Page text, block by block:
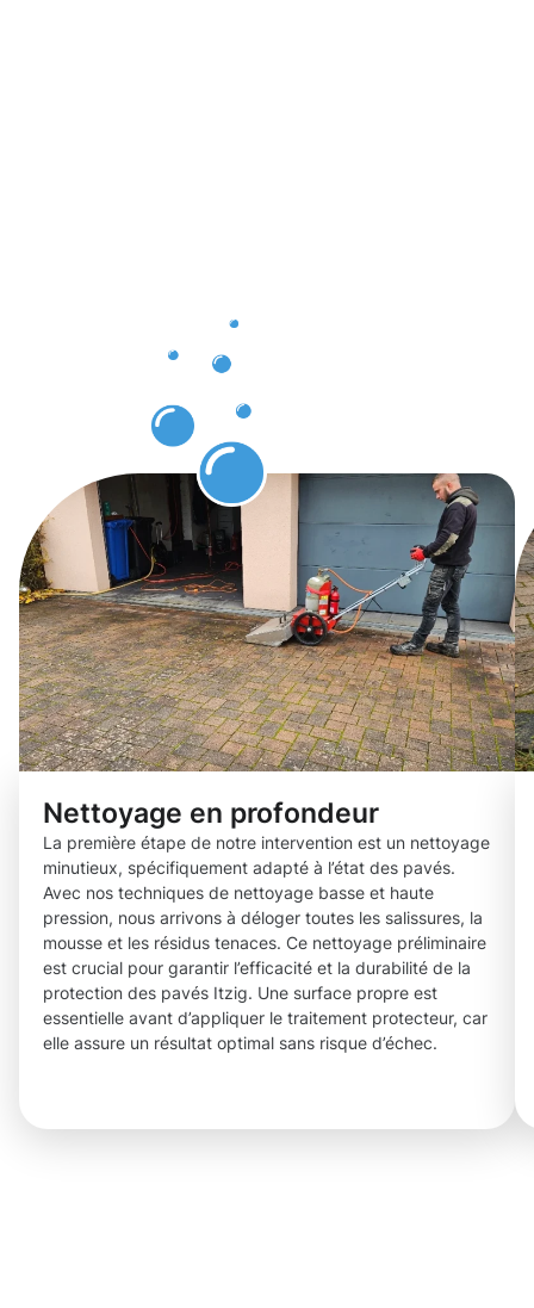
Nettoyage en profondeur
La première étape de notre intervention est un nettoyage
minutieux, spécifiquement adapté à l’état des pavés.
Avec nos techniques de nettoyage basse et haute
pression, nous arrivons à déloger toutes les salissures, la
mousse et les résidus tenaces. Ce nettoyage préliminaire
est crucial pour garantir l’efficacité et la durabilité de la
protection des pavés Itzig. Une surface propre est
essentielle avant d’appliquer le traitement protecteur, car
elle assure un résultat optimal sans risque d’échec.